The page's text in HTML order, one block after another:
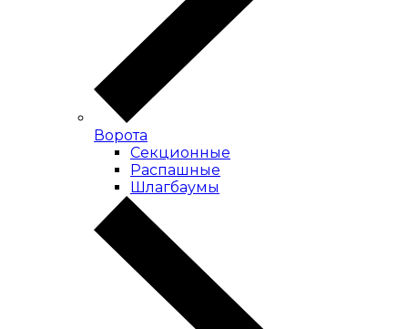
Ворота
Секционные
Распашные
Шлагбаумы